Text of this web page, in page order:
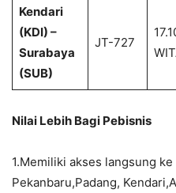
Kendari
(KDI) –
Surabaya
(SUB)
JT-727
Nilai Lebih Bagi Pebisnis
1.Memiliki akses langsung
Pekanbaru,Padang,